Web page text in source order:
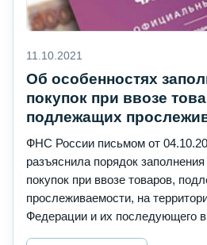
11.10.2021
Об особенностях
покупок при ввозе
подлежащих
ФНС России письмом от
разъяснила порядок
покупок при ввозе товаров,
прослеживаемости, на
Федерации и их последующего